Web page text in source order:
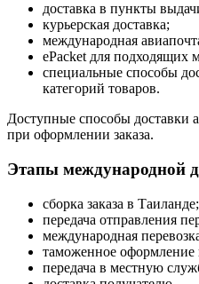
доставка в пункты
курьерская доставка;
международная
ePacket для подходящих
специальные способы
категорий товаров.
Доступные способы доставки
при оформлении заказа.
Этапы международной
сборка заказа в Таиланде;
передача отправления
международная
таможенное оформление
передача в местную